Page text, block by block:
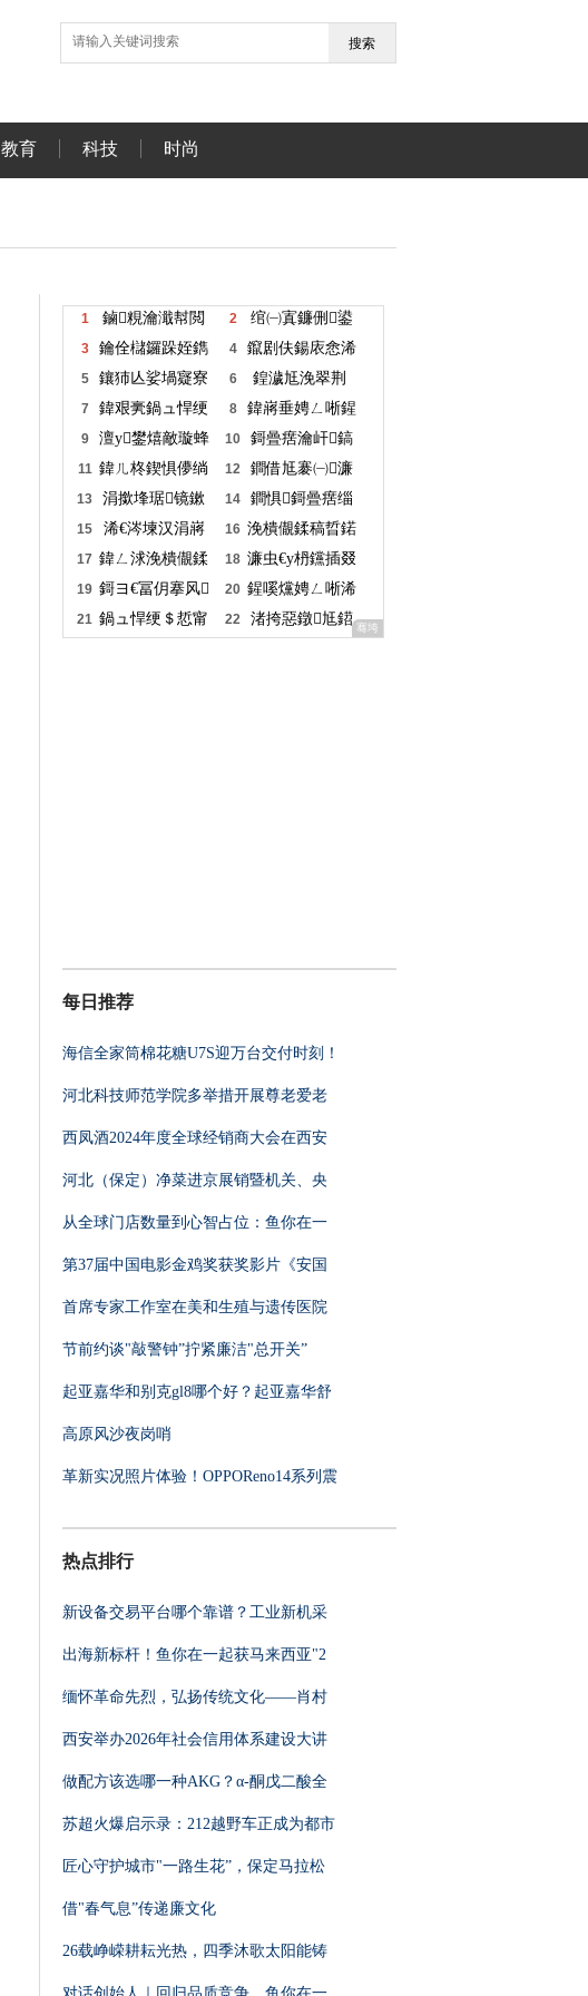
搜索
教育 科技 时尚
每日推荐
海信全家筒棉花糖U7S迎万台交付时刻！
河北科技师范学院多举措开展尊老爱老
西凤酒2024年度全球经销商大会在西安
河北（保定）净菜进京展销暨机关、央
从全球门店数量到心智占位：鱼你在一
第37届中国电影金鸡奖获奖影片《安国
首席专家工作室在美和生殖与遗传医院
节前约谈"敲警钟”拧紧廉洁"总开关”
起亚嘉华和别克gl8哪个好？起亚嘉华舒
高原风沙夜岗哨
革新实况照片体验！OPPOReno14系列震
热点排行
新设备交易平台哪个靠谱？工业新机采
出海新标杆！鱼你在一起获马来西亚"2
缅怀革命先烈，弘扬传统文化——肖村
西安举办2026年社会信用体系建设大讲
做配方该选哪一种AKG？α-酮戊二酸全
苏超火爆启示录：212越野车正成为都市
匠心守护城市"一路生花”，保定马拉松
借"春气息”传递廉文化
26载峥嵘耕耘光热，四季沐歌太阳能铸